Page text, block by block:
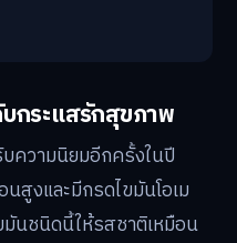
กระแสรักสุขภาพ
ความนิยมอีกครั้งในปี
งและมีกรดไขมันโอเม
มันชนิดนี้ให้รสชาติเหมือน